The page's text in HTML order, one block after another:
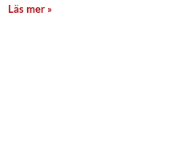
Läs mer »